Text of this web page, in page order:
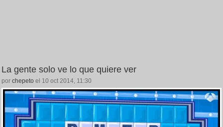
La gente solo ve lo que quiere ver
por chepeto el 10 oct 2014, 11:30